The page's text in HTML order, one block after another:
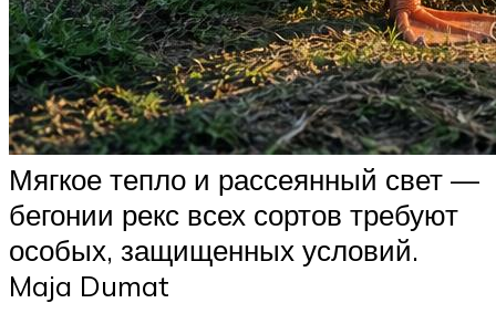
Мягкое тепло и рассеянный свет —
бегонии рекс всех сортов требуют
особых, защищенных условий.
Maja Dumat